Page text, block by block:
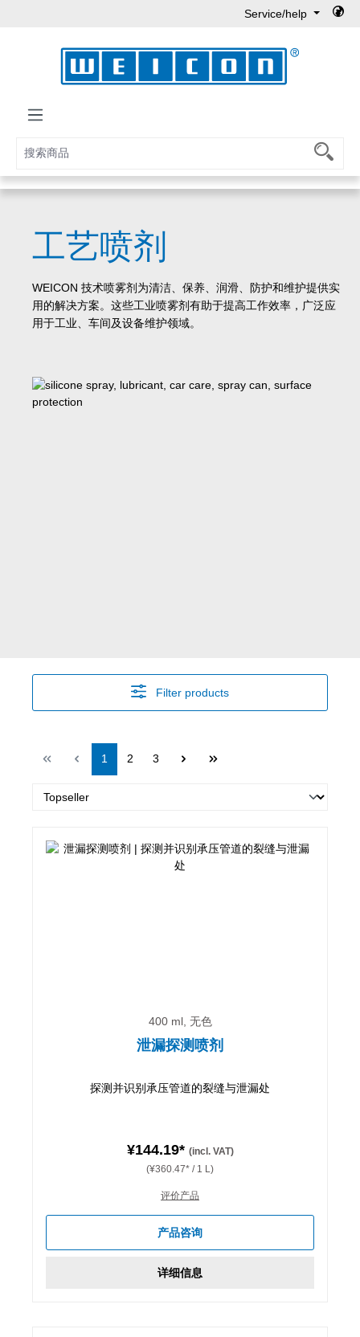
Service/help
工艺喷剂
WEICON 技术喷雾剂为清洁、保养、润滑、防护和维护提供实
用的解决方案。这些工业喷雾剂有助于提高工作效率，广泛应
用于工业、车间及设备维护领域。
Filter products
Page
1 Page
2 Page
3
400 ml, 无色
泄漏探测喷剂
探测并识别承压管道的裂缝与泄漏处
¥144.19* (incl. VAT)
(¥360.47* / 1 L)
评价产品
产品咨询
详细信息